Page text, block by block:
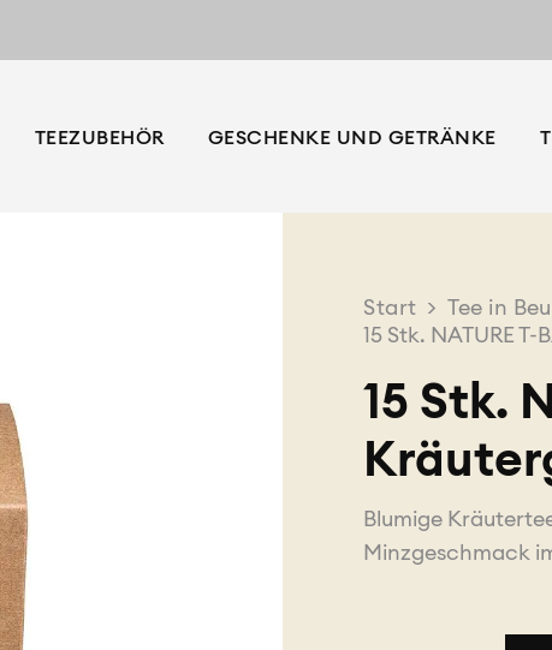
TEEZUBEHÖR GESCHENKE UND GETRÄNKE
Start > Tee in
15 Stk. NATURE
15 Stk.
Blumige
Minzgeschmack